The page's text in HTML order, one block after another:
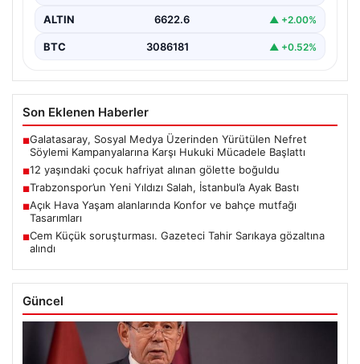
ALTIN 6622.6 ▲ +2.00%
BTC 3086181 ▲ +0.52%
Son Eklenen Haberler
■Galatasaray, Sosyal Medya Üzerinden Yürütülen Nefret
Söylemi Kampanyalarına Karşı Hukuki Mücadele Başlattı
■12 yaşındaki çocuk hafriyat alınan gölette boğuldu
■Trabzonspor’un Yeni Yıldızı Salah, İstanbul’a Ayak Bastı
■Açık Hava Yaşam alanlarında Konfor ve bahçe mutfağı
Tasarımları
■Cem Küçük soruşturması. Gazeteci Tahir Sarıkaya gözaltına
alındı
Güncel